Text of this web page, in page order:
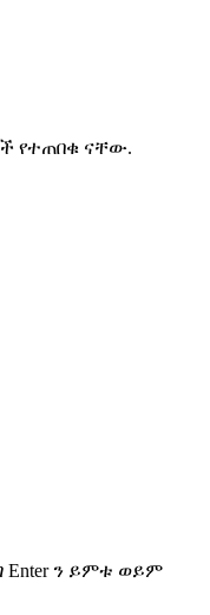
የተጠበቁ ናቸው.
Enter ን ይምቱ ወይም